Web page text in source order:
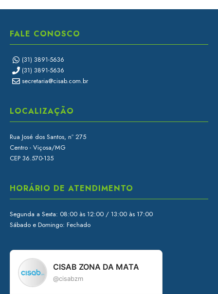
FALE CONOSCO
(31) 3891-5636
(31) 3891-5636
secretaria@cisab.com.br
LOCALIZAÇÃO
Rua José dos Santos, nº 275
Centro - Viçosa/MG
CEP 36.570-135
HORÁRIO DE ATENDIMENTO
Segunda a Sexta: 08:00 às 12:00 / 13:00 às 17:00
Sábado e Domingo: Fechado
CISAB ZONA DA MATA
@cisabzm